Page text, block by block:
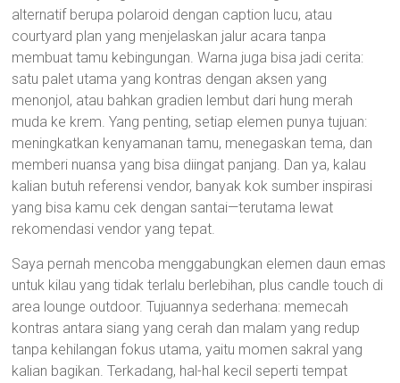
alternatif berupa polaroid dengan caption lucu, atau
courtyard plan yang menjelaskan jalur acara tanpa
membuat tamu kebingungan. Warna juga bisa jadi cerita:
satu palet utama yang kontras dengan aksen yang
menonjol, atau bahkan gradien lembut dari hung merah
muda ke krem. Yang penting, setiap elemen punya tujuan:
meningkatkan kenyamanan tamu, menegaskan tema, dan
memberi nuansa yang bisa diingat panjang. Dan ya, kalau
kalian butuh referensi vendor, banyak kok sumber inspirasi
yang bisa kamu cek dengan santai—terutama lewat
rekomendasi vendor yang tepat.
Saya pernah mencoba menggabungkan elemen daun emas
untuk kilau yang tidak terlalu berlebihan, plus candle touch di
area lounge outdoor. Tujuannya sederhana: memecah
kontras antara siang yang cerah dan malam yang redup
tanpa kehilangan fokus utama, yaitu momen sakral yang
kalian bagikan. Terkadang, hal-hal kecil seperti tempat